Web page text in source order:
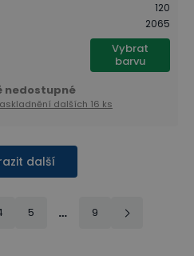
120
2065
Vybrat
barvu
nedostupné
dalších 16 ks
další
5 … 9